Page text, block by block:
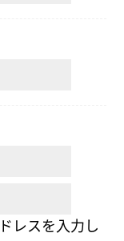
レスを入力し